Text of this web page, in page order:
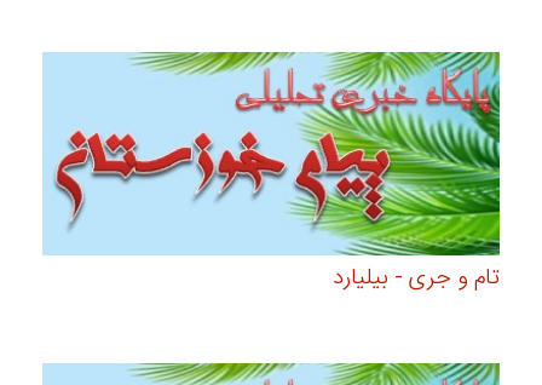
تام و جری - بیلیارد